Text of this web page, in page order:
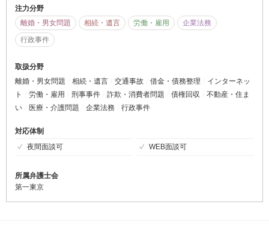
注力分野
離婚・男女問題
相続・遺言 労働・雇用
企業法務
行政事件
取扱分野
離婚・男女問題
相続・遺言 交通事故 借金・債務整理
インターネッ
ト
労働・雇用 刑事事件 詐欺・消費者問題 債権回収
不動産・住ま
い
医療・介護問題 企業法務 行政事件
対応体制
夜間面談可
WEB面談可
所属弁護士会
第一東京